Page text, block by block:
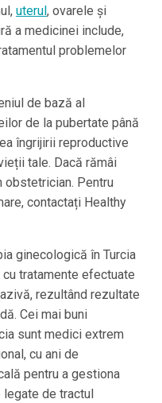
uterul , ovarele și
a medicinei include,
problemelor
de bază al
de la pubertate până
îngrijirii reproductive
tale. Dacă rămâi
obstetrician. Pentru
contactați Healthy
ginecologică în Turcia
tratamente efectuate
rezultând rezultate
Cei mai buni
sunt medici extrem
cu ani de
pentru a gestiona
de tractul